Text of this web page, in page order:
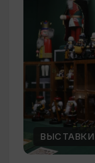
ВЫСТАВКИ